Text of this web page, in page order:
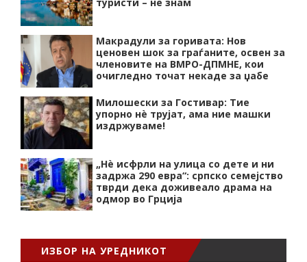
Макрадули за горивата: Нов
ценовен шок за граѓаните, освен за
членовите на ВМРО-ДПМНЕ, кои
очигледно точат некаде за џабе
Милошески за Гостивар: Тие
упорно нѐ трујат, ама ние машки
издржуваме!
„Нѐ исфрли на улица со дете и ни
задржа 290 евра“: српско семејство
тврди дека доживеало драма на
одмор во Грција
ИЗБОР НА УРЕДНИКОТ